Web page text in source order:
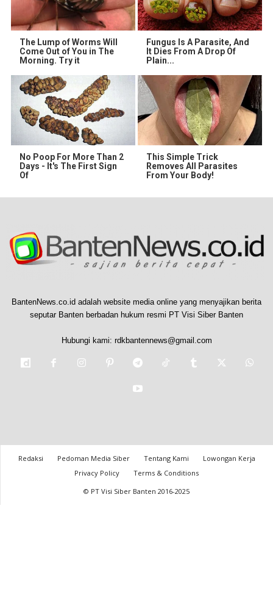
The Lump of Worms Will
Come Out of You in The
Morning. Try it
Fungus Is A Parasite, And
It Dies From A Drop Of
Plain...
No Poop For More Than 2
Days - It's The First Sign
Of
This Simple Trick
Removes All Parasites
From Your Body!
BantenNews.co.id adalah website media online yang menyajikan berita
seputar Banten berbadan hukum resmi PT Visi Siber Banten
Hubungi kami: rdkbantennews@gmail.com
Redaksi Pedoman Media Siber Tentang Kami
Lowongan Kerja
Privacy Policy
Terms & Conditions
© PT Visi Siber Banten 2016-2025